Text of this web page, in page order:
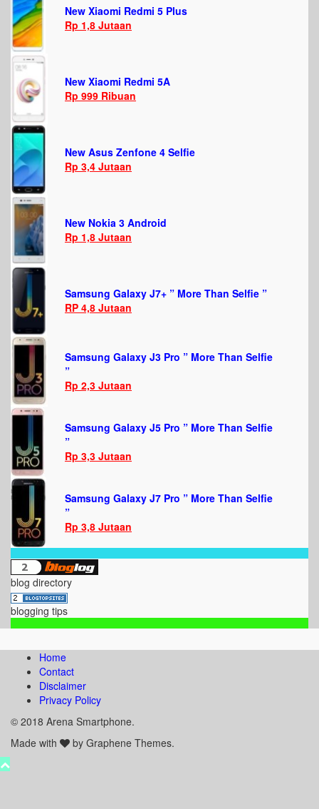
New Xiaomi Redmi 5 Plus
Rp 1,8 Jutaan
New Xiaomi Redmi 5A
Rp 999 Ribuan
New Asus Zenfone 4 Selfie
Rp 3,4 Jutaan
New Nokia 3 Android
Rp 1,8 Jutaan
Samsung Galaxy J7+ ” More Than Selfie ”
RP 4,8 Jutaan
Samsung Galaxy J3 Pro ” More Than Selfie
”
Rp 2,3 Jutaan
Samsung Galaxy J5 Pro ” More Than Selfie
”
Rp 3,3 Jutaan
Samsung Galaxy J7 Pro ” More Than Selfie
”
Rp 3,8 Jutaan
blog directory
blogging tips
Home
Contact
Disclaimer
Privacy Policy
© 2018 Arena Smartphone.
Made with
by Graphene Themes.